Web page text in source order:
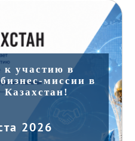
участию в
миссии в
Казахстан!
2026